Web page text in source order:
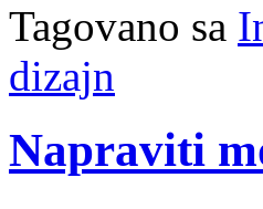
Tagovano sa
dizajn
Napraviti